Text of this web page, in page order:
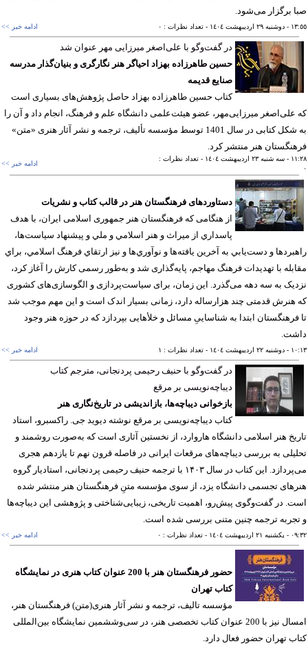
برگزار می‌شود.
- دوشنبه ٢٩ ارديبهشت ١٤٠٤ - تعداد نظرات : ٠ ادامه خبر >>
در گفت‌وگو با علی‌اصغر میرزایی مهر عنوان شد
حسین طاهرزاده بهزاد احیاگر هنر نگارگری و بنیان‌گذار مدرسه
صنایع قدیمه
کتاب حسین طاهرزاده بهزاد حاصل پژوهش‌های بسیاری است
علی‌اصغر میرزایی‌مهر، عضو هیئت‌علمی دانشگاه علم و فرهنگ، انجام داد و آن را
به شکل کتابی در سال 1401 توسط مؤسسه تألیف، ترجمه و نشر آثار هنری «متن»
هنر منتشر کرد.
- سه شنبه ٢٣ ارديبهشت ١٤٠٤ - تعداد نظرات :
ادامه خبر >>
دستاوردهای فرهنگستان هنر در قالب کتاب و نشریات
از هنگامی که فرهنگستان هنر جمهوری اسلامی ایران، با هدف
پاسداري از ميراث و هنر اسلامي و ملي و پيشنهاد سياست‌ها،
و دست‌يابي به آخرين يافته‌ها و نوآوري‌ها و نيز ارتقاي فرهنگ اسلامي، براي
با تهديدات فرهنگ مهاجم، پایه‌گذاری شد و به‌طور رسمی کارش را آغاز کرد،
به سه دهه می‌گذرد. این زمان، برای سیاست‌پردازی و الگو‌سازی‌های کشوری
هنرش قدمتی چند هزارساله دارد، زمانی بسیار اندک است و این مهم موجب شد
فرهنگستان ابتدا به شناساییِ مسائل و خلأهایی بپردازد که در حوزه هنر وجود
- دوشنبه ٢٢ ارديبهشت ١٤٠٤ - تعداد نظرات : ١ ادامه خبر >>
در گفت‌وگو با حنیف رحیمی پردنجانی، مترجم کتاب
دیباچه‌نویسی بر مرقع
بازخوانی دیباچه‌ها، بازاندیشی در تاریخ‌نگاری هنر
کتاب دیباچه‌نویسی بر مرقع نوشته دیوید جی. راکسبرو، استاد
هنر اسلامی دانشگاه هاروارد، از نخستین آثاری است که به‌صورت روشمند و
به بررسی دیباچه‌های مرقعات ایرانی در فاصله قرون نهم تا یازدهم هجری
می‌پردازد. این کتاب در سال ۱۴۰۳ با ترجمه حنیف رحیمی پردنجانی، استادیار گروه
تجسمی دانشگاه یزد، از سوی مؤسسه متنِ فرهنگستان هنر منتشر شده
در گفت‌وگوی پیش‌رو، اهمیت تاریخی، زیبایی‌شناختی و پژوهشی این دیباچه‌ها
ترجمه چنین متنی بررسی شده است.
- يکشنبه ٢١ ارديبهشت ١٤٠٤ - تعداد نظرات : ٠ ادامه خبر >>
حضور فرهنگستان هنر با 200 عنوان کتاب هنری در نمایشگاه
کتاب تهران
مؤسسه تالیف، ترجمه و نشر آثار هنری(متن) فرهنگستان هنر،
امسال نیز با 200 عنوان کتاب تخصصی هنر، در سی‌وششمین نمایشگاه بین‌المللی
تهران حضور فعال دارد.